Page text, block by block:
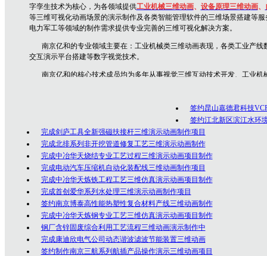
字孪生技术为核心，为各领域提供工业机械三维动画、 设备原理三维动画、
等三维可视化动画场景的演示制作及各类智能管理软件的三维场景搭建等
电力军工等领域的制作需求提供专业完善的三维可视化解决方案。
南京亿和的专业领域主要在： 工业机械类三维动画表现，各类工业产线
交互演示平台搭建等数字视觉技术。
南京亿和的核心技术成员均为多年从事视觉三维互动技术开发、工业
公司坚持以创意为核心的客户服务价值，秉承以专业技术为先导，以诚
签约昆山嘉德君科技
签约江北新区滨江水环
完成剑庐工具全新强磁扶接杆三维演示动画制作项目
完成北排系列非开挖管道修复工艺三维演示动画制作
完成中冶华天烧结专业工艺过程三维演示动画项目制作
完成电动汽车压缩机自动化装配线三维动画制作项目
完成中冶华天炼铁工程工艺三维仿真演示动画项目制作
完成首创爱华系列水处理三维演示动画制作项目
签约南京博泰高性能热塑性复合材料产线三维动画制作
完成中冶华天炼钢专业工艺三维仿真演示动画项目制作
钢厂含锌固废综合利用工艺流程三维动画演示制作中
完成康迪欣电气公司动态谐波滤波节能装置三维动画
签约制作南京三航系列航插产品操作演示三维动画项目